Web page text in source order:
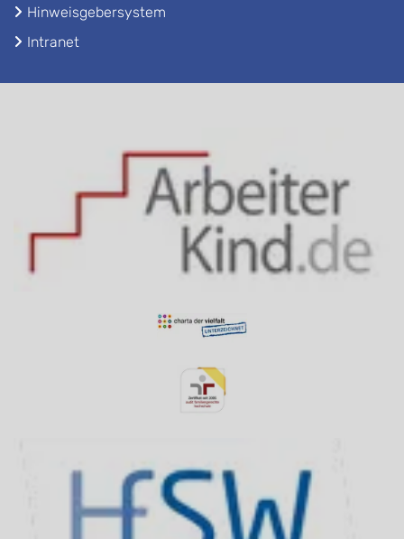
Hinweisgebersystem
Intranet